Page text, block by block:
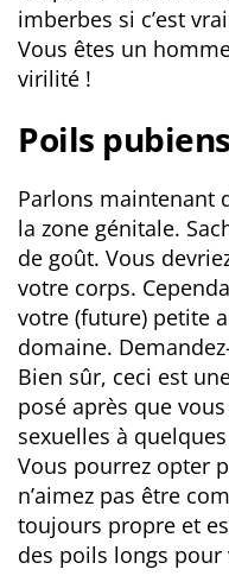
imberbes si c’est
Vous êtes un
virilité !
Poils pubiens
Parlons maintenant
la zone génitale.
de goût. Vous
votre corps.
votre (future) petite
domaine.
Bien sûr, ceci est
posé après que
sexuelles à
Vous pourrez opter
n’aimez pas être
toujours propre et
des poils longs